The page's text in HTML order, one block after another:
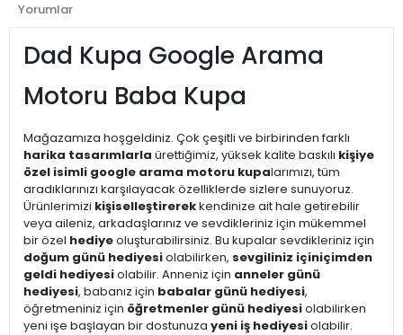
Yorumlar
Dad Kupa Google Arama
Motoru Baba Kupa
Mağazamıza hoşgeldiniz. Çok çeşitli ve birbirinden farklı
harika tasarımlarla ürettiğimiz, yüksek kalite baskılı kişiye
özel isimli google arama motoru kupalarımızı, tüm
aradıklarınızı karşılayacak özelliklerde sizlere sunuyoruz.
Ürünlerimizi kişiselleştirerekkendinize ait hale getirebilir
veya aileniz, arkadaşlarınız ve sevdikleriniz için mükemmel
bir özel hediyeoluşturabilirsiniz. Bu kupalar sevdikleriniz için
doğum günü hediyesiolabilirken, sevgiliniz içiniçimden
geldi hediyesiolabilir. Anneniz için anneler günü
hediyesi, babanız için babalar günü hediyesi,
öğretmeniniz için öğretmenler günü hediyesiolabilirken
yeni işe başlayan bir dostunuza yeni iş hediyesiolabilir.